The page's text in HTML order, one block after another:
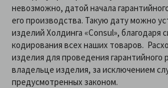
невозможно, датой начала
его производства. Такую дату можно
изделий Холдинга «Consul», благодаря
кодирования всех наших товаров.
изделия для проведения гарантийного
владельце изделия, за исключением
предусмотренных законом.